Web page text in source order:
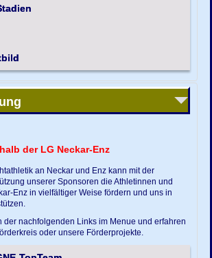
der LG Neckar-Enz
an Neckar und Enz kann mit der
unserer Sponsoren die Athletinnen und
Enz in vielfältiger Weise fördern und uns in
der nachfolgenden Links im Menue und erfahren
oder unsere Förderprojekte.